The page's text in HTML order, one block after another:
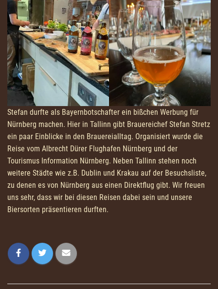
Stefan durfte als Bayernbotschafter ein bißchen Werbung für
Nürnberg machen. Hier in Tallinn gibt Brauereichef Stefan Stretz
ein paar Einblicke in den Brauereialltag. Organisiert wurde die
Reise vom Albrecht Dürer Flughafen Nürnberg und der
Tourismus Information Nürnberg. Neben Tallinn stehen noch
weitere Städte wie z.B. Dublin und Krakau auf der Besuchsliste,
zu denen es von Nürnberg aus einen Direktflug gibt. Wir freuen
uns sehr, dass wir bei diesen Reisen dabei sein und unsere
Biersorten präsentieren durften.